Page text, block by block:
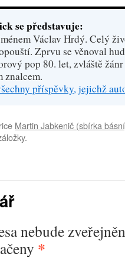
se představuje:
Václav Hrdý. Celý
Zprvu se věnoval
pop 80. let, zvláště
znalcem.
příspěvky, jejichž
Martin Jabkenič (sbírka
nebude
*